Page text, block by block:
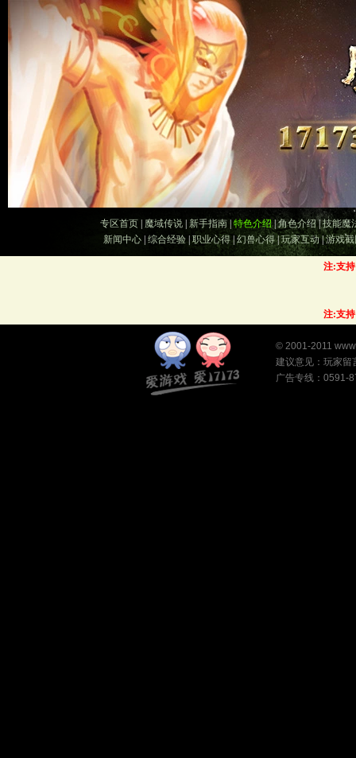
专区首页| 魔域传说| 新手指南| 特色介绍|角色介绍|技能魔
新闻中心 综合经验 |职业心得| 幻兽心得|玩家互动|游戏
注:支
注:支
© 2001-2011
建议意见： 玩家留
广告专线：